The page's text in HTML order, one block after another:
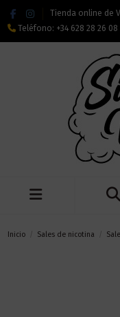
Tienda online de
Teléfono: +34 628 28 26 08
Inicio Sales de nicotina